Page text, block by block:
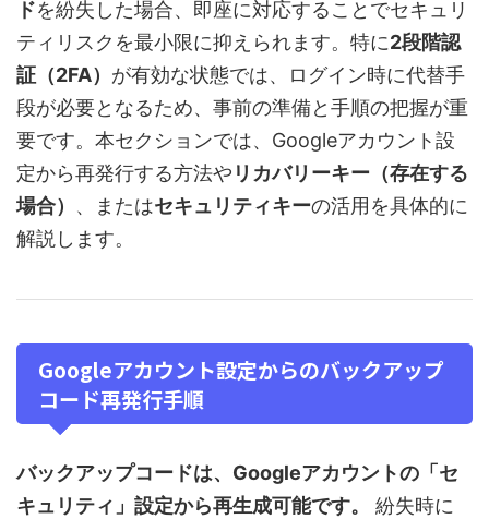
ドを紛失した場合、即座に対応することでセキュリ
ティリスクを最小限に抑えられます。特に2段階認
証（2FA） が有効な状態では、ログイン時に代替手
段が必要となるため、事前の準備と手順の把握が重
要です。本セクションでは、Googleアカウント設
定から再発行する方法や リカバリーキー（存在する
場合） 、またはセキュリティキーの活用を具体的に
解説します。
Googleアカウント設定からのバックアップ
コード再発行手順
バックアップコードは、Googleアカウントの「セ
キュリティ」設定から再生成可能です。
紛失時に